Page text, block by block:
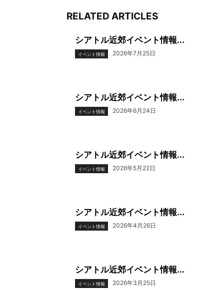
RELATED ARTICLES
シアトル近郊イベント情報...
イベント情報 2026年7月25日
シアトル近郊イベント情報...
イベント情報 2026年6月24日
シアトル近郊イベント情報...
イベント情報 2026年5月22日
シアトル近郊イベント情報...
イベント情報 2026年4月26日
シアトル近郊イベント情報...
イベント情報 2026年3月25日